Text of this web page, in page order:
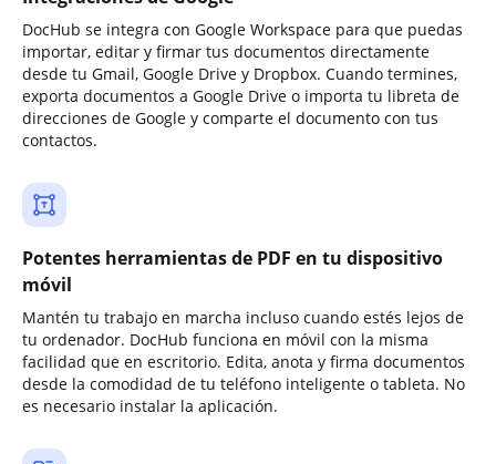
DocHub se integra con Google Workspace para que puedas
importar, editar y firmar tus documentos directamente
desde tu Gmail, Google Drive y Dropbox. Cuando termines,
exporta documentos a Google Drive o importa tu libreta de
direcciones de Google y comparte el documento con tus
contactos.
Potentes herramientas de PDF en tu dispositivo
móvil
Mantén tu trabajo en marcha incluso cuando estés lejos de
tu ordenador. DocHub funciona en móvil con la misma
facilidad que en escritorio. Edita, anota y firma documentos
desde la comodidad de tu teléfono inteligente o tableta. No
es necesario instalar la aplicación.